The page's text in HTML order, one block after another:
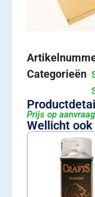
Categorieën
Prijs op aanvraag
Wellicht